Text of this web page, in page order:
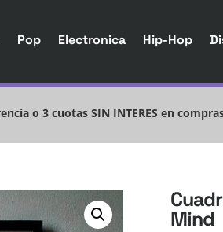
Pop Electronica Hip-Hop
o 3 cuotas SIN INTERES en
Mind